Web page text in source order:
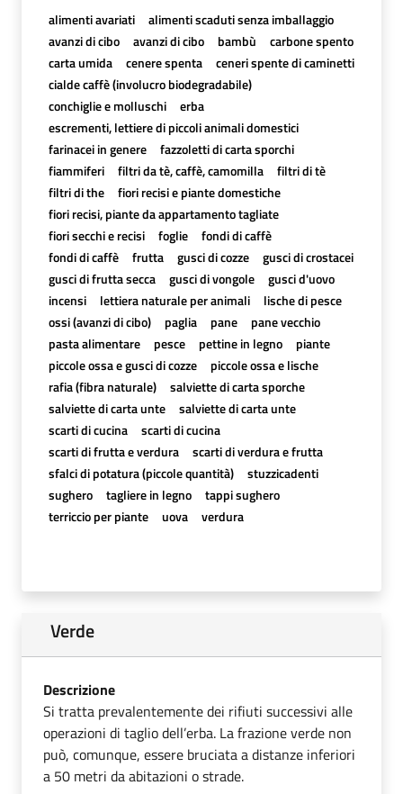
alimenti avariati
alimenti scaduti senza imballaggio
avanzi di cibo
avanzi di cibo bambù
carbone spento
carta umida
cenere spenta
ceneri spente di caminetti
cialde caffè (involucro biodegradabile)
conchiglie e molluschi
erba
escrementi, lettiere di piccoli animali domestici
farinacei in genere
fazzoletti di carta sporchi
fiammiferi
filtri da tè, caffè, camomilla
filtri di tè
filtri di the
fiori recisi e piante domestiche
fiori recisi, piante da appartamento tagliate
fiori secchi e recisi
foglie
fondi di caffè
fondi di caffè
frutta gusci di cozze
gusci di crostacei
gusci di frutta secca
gusci di vongole
gusci d'uovo
incensi
lettiera naturale per animali
lische di pesce
ossi (avanzi di cibo)
paglia pane
pane vecchio
pasta alimentare
pesce pettine in legno
piante
piccole ossa e gusci di cozze
piccole ossa e lische
rafia (fibra naturale)
salviette di carta sporche
salviette di carta unte
salviette di carta unte
scarti di cucina
scarti di cucina
scarti di frutta e verdura
scarti di verdura e frutta
sfalci di potatura (piccole quantità)
stuzzicadenti
sughero
tagliere in legno
tappi sughero
terriccio per piante
uova verdura
Verde
Descrizione
Si tratta prevalentemente dei rifiuti successivi alle
operazioni di taglio dell’erba. La frazione verde non
può, comunque, essere bruciata a distanze inferiori
a 50 metri da abitazioni o strade.